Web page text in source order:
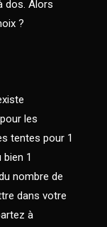
dos. Alors
?
les
tentes pour 1
1
nombre de
dans votre
à